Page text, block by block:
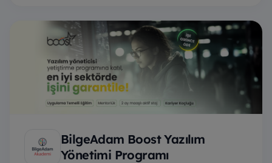
BilgeAdam Boost Yazılım
Yönetimi Programı